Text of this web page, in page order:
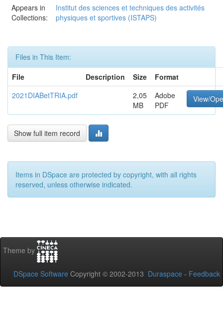
Appears in
Collections:
Institut des sciences et techniques des activités
physiques et sportives (ISTAPS)
Files in This Item:
File
Description Size
Format
2021DIABetTRIA.pdf
2,05
MB
Adobe
PDF
View/
Show full item record
Items in DSpace are protected by copyright, with all rights
reserved, unless otherwise indicated.
Theme by
DSpace Software Copyright © 2002-2013 Duraspace - Feedback